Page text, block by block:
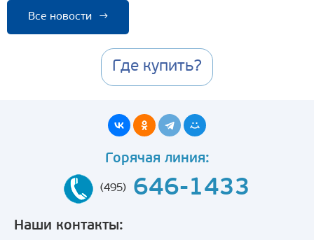
Все новости →
Где купить?
Горячая линия:
(495) 646-1433
Наши контакты: